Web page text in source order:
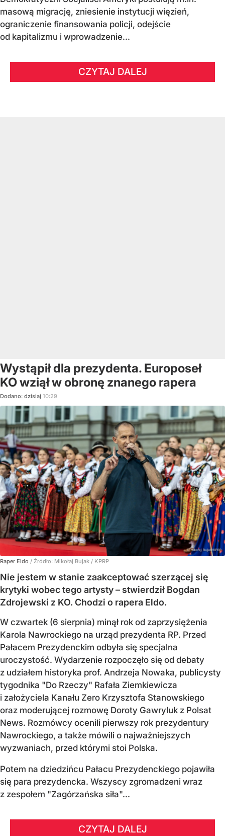
masową migrację, zniesienie instytucji więzień,
ograniczenie finansowania policji, odejście
od kapitalizmu i wprowadzenie...
CZYTAJ DALEJ
Wystąpił dla prezydenta. Europoseł
KO wziął w obronę znanego rapera
Dodano: dzisiaj 10:29
Raper Eldo / Źródło: Mikołaj Bujak / KPRP
Nie jestem w stanie zaakceptować szerzącej się
krytyki wobec tego artysty – stwierdził Bogdan
Zdrojewski z KO. Chodzi o rapera Eldo.
W czwartek (6 sierpnia) minął rok od zaprzysiężenia
Karola Nawrockiego na urząd prezydenta RP. Przed
Pałacem Prezydenckim odbyła się specjalna
uroczystość. Wydarzenie rozpoczęło się od debaty
z udziałem historyka prof. Andrzeja Nowaka, publicysty
tygodnika "Do Rzeczy" Rafała Ziemkiewicza
i założyciela Kanału Zero Krzysztofa Stanowskiego
oraz moderującej rozmowę Doroty Gawryluk z Polsat
News. Rozmówcy ocenili pierwszy rok prezydentury
Nawrockiego, a także mówili o najważniejszych
wyzwaniach, przed którymi stoi Polska.
Potem na dziedzińcu Pałacu Prezydenckiego pojawiła
się para prezydencka. Wszyscy zgromadzeni wraz
z zespołem "Zagórzańska siła"...
CZYTAJ DALEJ